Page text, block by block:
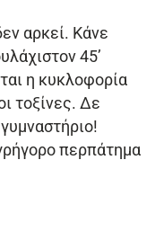
αρκεί. Κάνε
45’
η κυκλοφορία
τοξίνες. Δε
περπάτημα